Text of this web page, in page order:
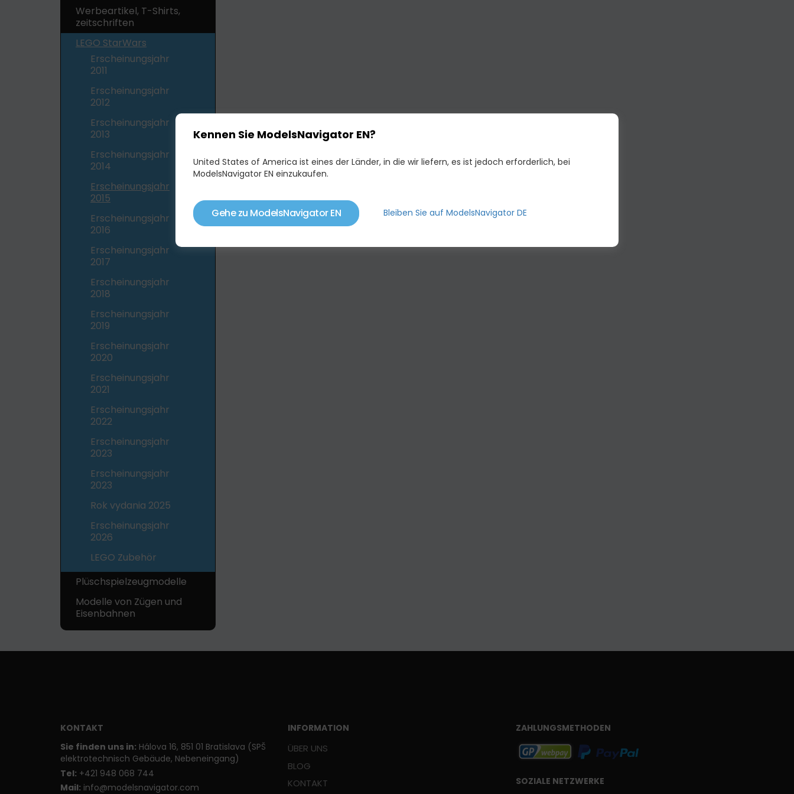
Werbeartikel, T-Shirts,
zeitschriften
LEGO StarWars
Erscheinungsjahr
2011
Erscheinungsjahr
2012
Erscheinungsjahr
2013
Erscheinungsjahr
2014
Erscheinungsjahr
2015
Erscheinungsjahr
2016
Erscheinungsjahr
2017
Erscheinungsjahr
2018
Erscheinungsjahr
2019
Erscheinungsjahr
2020
Erscheinungsjahr
2021
Erscheinungsjahr
2022
Erscheinungsjahr
2023
Erscheinungsjahr
2023
Rok vydania 2025
Erscheinungsjahr
2026
LEGO Zubehör
Plüschspielzeugmodelle
Modelle von Zügen und
Eisenbahnen
KONTAKT
Sie finden uns in: Hálova 16, 851 01 Bratislava (SPŠ
elektrotechnisch Gebäude, Nebeneingang)
Tel: +421 948 068 744
Mail: info@modelsnavigator.com
INFORMATION
ÜBER UNS
BLOG
KONTAKT
ZAHLUNGSMETHODEN
SOZIALE NETZWERKE
Kennen Sie ModelsNavigator EN?
United States of America ist eines der Länder, in die wir liefern, es ist jedoch erforderlich, bei
ModelsNavigator EN einzukaufen.
Gehe zu ModelsNavigator EN Bleiben Sie auf ModelsNavigator DE